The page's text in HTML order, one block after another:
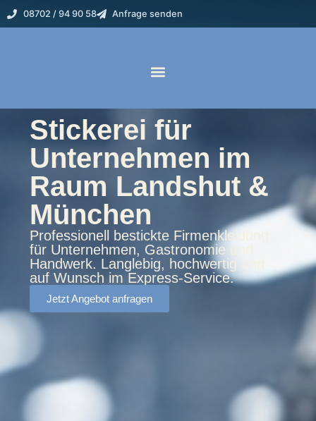
08702 / 94 90 58 Anfrage senden
Stickerei für
Unternehmen im
Raum Landshut &
München
Professionell bestickte Firmenkleidung
für Unternehmen, Gastronomie und
Handwerk. Langlebig, hochwertig und
auf Wunsch im Express-Service.
Jetzt Angebot anfragen